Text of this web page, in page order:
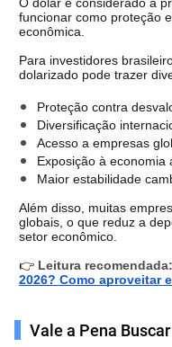
funcionar como proteção
econômica.
Para investidores
dolarizado pode trazer
Proteção contra
Diversificação
Acesso a empresas
Exposição à economia
Maior estabilidade
Além disso, muitas
globais, o que reduz a
setor econômico.
👉 Leitura recomendada:
2026? Como aproveitar
Vale a Pena